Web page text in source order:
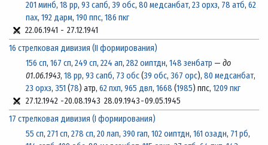
201 минб, 18 рр, 93 сапб, 39 обс, 80 медсанбат, 23 орхз, 78 атб, 62
пах, 192 дарм, 190 ппс, 186 пкг
22.06.1941 - 27.12.1941
16 стрелковая дивизия (II формирования)
156 сп, 167 сп, 249 сп, 224 ап, 282 оиптдн, 148 зенбатр — до
01.06.1943, 18 рр, 93 сапб, 73 обс(39 обс, 367 орс), 80 медсанбат,
23 орхз, 351 (78) атр, 62 пхп, 965 двл, 1668 (1985) ппс, 1209 пкг
27.12.1942 -20.08.1943 28.09.1943-09.05.1945
17 стрелковая дивизия (I формирования)
55 сп, 271 сп, 278 сп, 20 лап, 390 гап, 102 оиптдн, 161 озадн, 71 рб,